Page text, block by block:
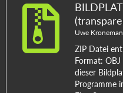
Uwe
ZIP Datei
Format:
dieser
Programme